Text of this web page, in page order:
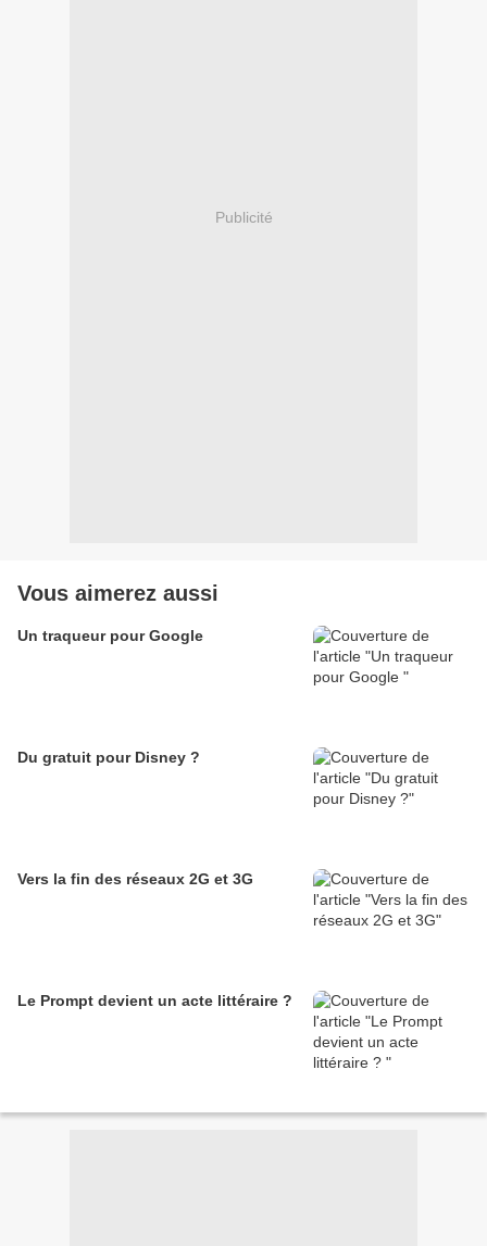
Publicité
Vous aimerez aussi
Un traqueur pour Google
Du gratuit pour Disney ?
Vers la fin des réseaux 2G et 3G
Le Prompt devient un acte littéraire ?